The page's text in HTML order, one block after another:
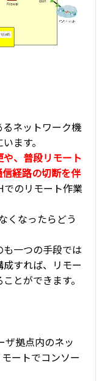
ネットワーク機
ます。
、普段リモート
経路の切断を伴
のリモート作業
くなったらどう
一つの手段では
すれば、リモー
とができます。
ザ拠点内のネッ
ートでコンソー